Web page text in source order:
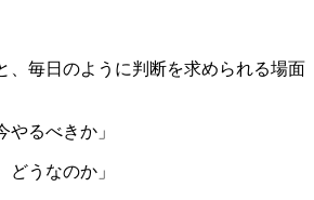
、毎日のように判断を求められる場面
やるべきか」
どうなのか」